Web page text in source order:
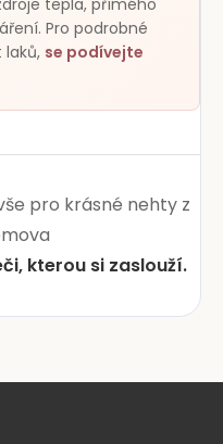
Pro podrobné
laků, se podívejte
pro krásné nehty z
kterou si zaslouží.